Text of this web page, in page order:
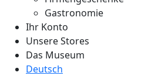
Gastronomie
Ihr Konto
Unsere Stores
Das Museum
Deutsch